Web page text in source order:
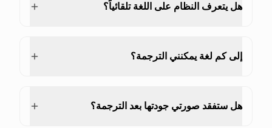
هل يتعرف النظام على اللغة تلقائياً؟
إلى كم لغة يمكنني الترجمة؟
هل ستفقد صورتي جودتها بعد الترجمة؟